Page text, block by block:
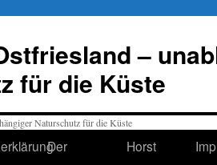
–
für die Küste
Der
Horst